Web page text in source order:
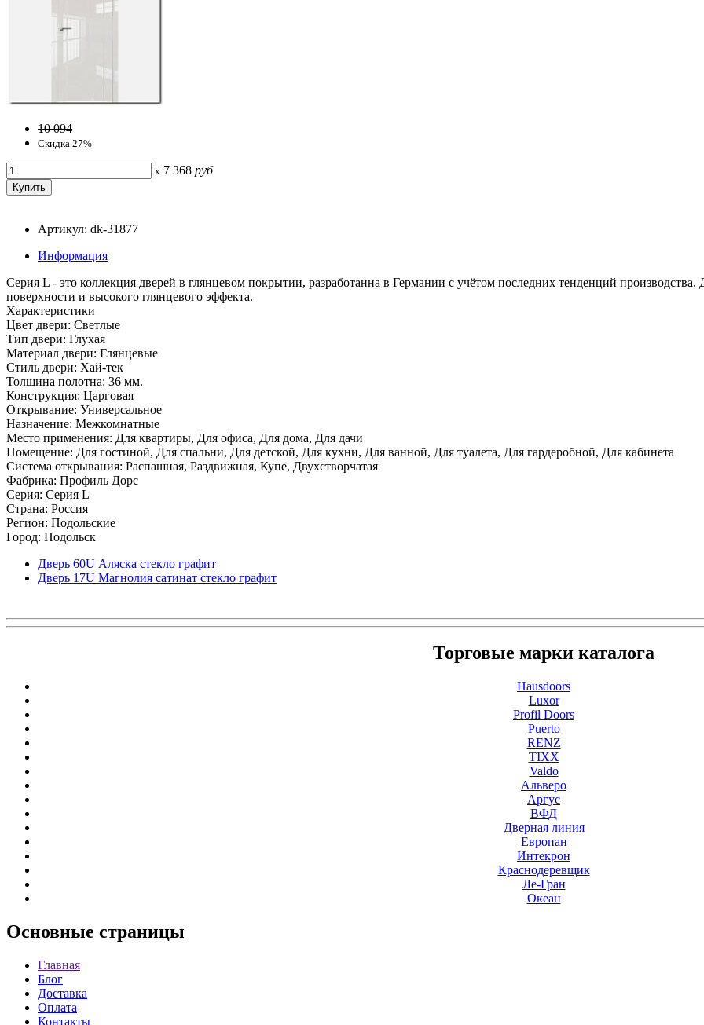
10 094
Скидка 27%
x 7 368 руб
Артикул: dk-31877
Информация
Серия L - это коллекция дверей в глянцевом покрытии, разработанна в Германии с учётом последних тенденций производства.
поверхности и высокого глянцевого эффекта.
Характеристики
Цвет двери: Светлые
Тип двери: Глухая
Материал двери: Глянцевые
Стиль двери: Хай-тек
Толщина полотна: 36 мм.
Конструкция: Царговая
Открывание: Универсальное
Назначение: Межкомнатные
Место применения: Для квартиры, Для офиса, Для дома, Для дачи
Помещение: Для гостиной, Для спальни, Для детской, Для кухни, Для ванной, Для туалета, Для гардеробной, Для кабинета
Система открывания: Распашная, Раздвижная, Купе, Двухстворчатая
Фабрика: Профиль Дорс
Серия: Серия L
Страна: Россия
Регион: Подольские
Город: Подольск
Дверь 60U Аляска стекло графит
Дверь 17U Магнолия сатинат стекло графит
Торговые марки каталога
Hausdoors
Luxor
Profil Doors
Puerto
RENZ
TIXX
Valdo
Альверо
Аргус
ВФД
Дверная линия
Европан
Интекрон
Краснодеревщик
Ле-Гран
Океан
Основные страницы
Главная
Блог
Доставка
Оплата
Контакты